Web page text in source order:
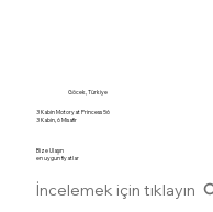
Göcek, Türkiye
3 Kabin Motoryat Princess 56
3 Kabin, 6 Misafir
Bize Ulaşın
en uygun fiyatlar
İncelemek için tıklayın